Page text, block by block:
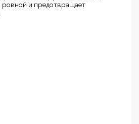
ровной и предотвращает